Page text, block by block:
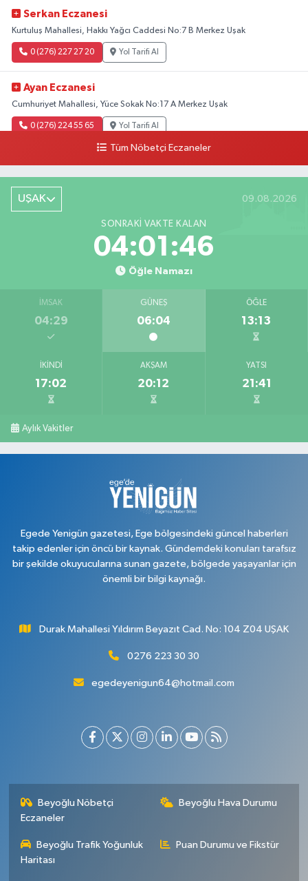
Serkan Eczanesi
Kurtuluş Mahallesi, Hakkı Yağcı Caddesi No:7 B Merkez Uşak
0 (276) 227 27 20 Yol Tarifi Al
Ayan Eczanesi
Cumhuriyet Mahallesi, Yüce Sokak No:17 A Merkez Uşak
0 (276) 224 55 65 Yol Tarifi Al
Tüm Nöbetçi Eczaneler
UŞAK 09.08.2026
SONRAKI VAKTE KALAN
04:01:45
Öğle Namazı
İMSAK
04:29
GÜNEŞ
06:04
ÖĞLE
13:13
İKINDI
17:02
AKŞAM
20:12
YATSI
21:41
Aylık Vakitler
Egede Yenigün gazetesi, Ege bölgesindeki güncel haberleri
takip edenler için öncü bir kaynak. Gündemdeki konuları tarafsız
bir şekilde okuyucularına sunan gazete, bölgede yaşayanlar için
önemli bir bilgi kaynağı.
Durak Mahallesi Yıldırım Beyazıt Cad. No: 104 Z04 UŞAK
0276 223 30 30
egedeyenigun64@hotmail.com
Beyoğlu Nöbetçi
Eczaneler
Beyoğlu Hava Durumu
Beyoğlu Trafik Yoğunluk
Haritası
Puan Durumu ve Fikstür